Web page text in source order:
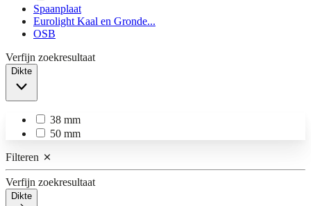
Spaanplaat
Eurolight Kaal en Gronde...
OSB
Verfijn zoekresultaat
Dikte
38 mm
50 mm
Filteren
Verfijn zoekresultaat
Dikte